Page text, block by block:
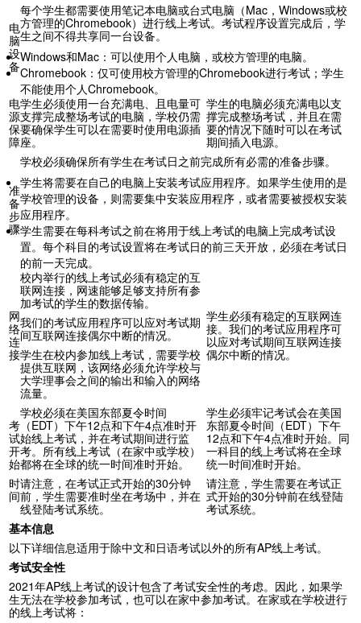
电
脑
设
备
每个学生都需要使用笔记本电脑或台式电脑（Mac ，Windows或校
方管理的Chromebook）进行线上考试。考试程序设置完成后，学
生之间不得共享同一台设备。
Windows和Mac ：可以使用个人电脑，或校方管理的电脑。
Chromebook ：仅可使用校方管理的Chromebook进行考试；学生
不能使用个人Chromebook。
电
源
保
障
学生必须使用一台充满电、且电量可
支撑完成整场考试的电脑，学校仍需
要确保学生可以在需要时使用电源插
座。
学生的电脑必须充满电以支
撑完成整场考试，并且在需
要的情况下随时可以在考试
期间插入电源。
准
备
步
骤
学校必须确保所有学生在考试日之前完成所有必需的准备步骤。
学生将需要在自己的电脑上安装考试应用程序。如果学生使用的是
学校管理的设备，则需要集中安装应用程序，或者需要被授权安装
应用程序。
学生需要在每科考试之前在将用于线上考试的电脑上完成考试设
置。每个科目的考试设置将在考试日的前三天开放，必须在考试日
的前一天完成。
网
络
连
接
校内举行的线上考试必须有稳定的互
联网连接，网速能够足够支持所有参
加考试的学生的数据传输。
我们的考试应用程序可以应对考试期
间互联网连接偶尔中断的情况。
学生在校内参加线上考试，需要学校
提供互联网，该网络必须允许学校与
大学理事会之间的输出和输入的网络
流量。
学生必须有稳定的互联网连
接。我们的考试应用程序可
以应对考试期间互联网连接
偶尔中断的情况。
考
试
开
始
时
间
学校必须在美国东部夏令时间
（EDT）下午12点和下午4点准时开
始线上考试，并在考试期间进行监
考。所有线上考试（在家中或学校）
都将在全球的统一时间准时开始。
请注意，在考试正式开始的30分钟
前，学生需要准时坐在考场中，并在
线登陆考试系统。
学生必须牢记考试会在美国
东部夏令时间（EDT）下午
12点和下午4点准时开始。同
一科目的线上考试将在全球
统一时间准时开始。
请注意，学生需要在考试正
式开始的30分钟前在线登陆
考试系统。
基本信息
以下详细信息适用于除中文和日语考试以外的所有AP线上考试。
考试安全性
2021年AP线上考试的设计包含了考试安全性的考虑。因此，如果学
生无法在学校参加考试，也可以在家中参加考试。在家或在学校进行
的线上考试将：